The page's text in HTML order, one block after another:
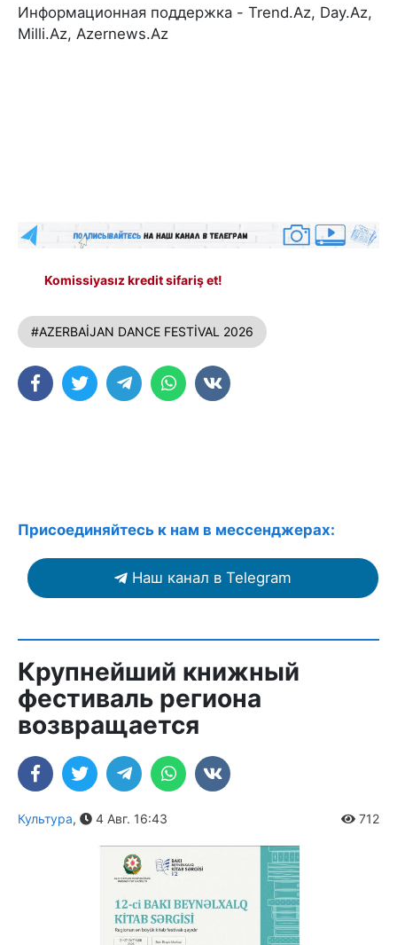
Информационная поддержка - Trend.Az, Day.Az,
Milli.Az, Azernews.Az
Komissiyasız kredit sifariş et!
#AZERBAİJAN DANCE FESTİVAL 2026
Присоединяйтесь к нам в мессенджерах:
Наш канал в Telegram
Крупнейший книжный
фестиваль региона
возвращается
Культура, 4 Авг. 16:43 712